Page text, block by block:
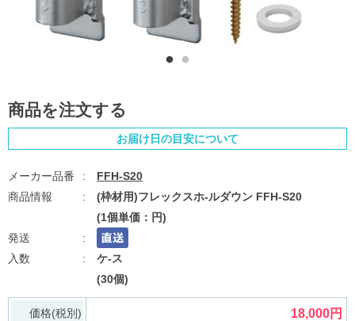
商品を注文する
お届け日の目安について
FFH-S20
(枠材用)フレックスホ-ルダウン FFH-S20
(1個単価：円)
ケ-ス
(30個)
価格(税別) 18,000円